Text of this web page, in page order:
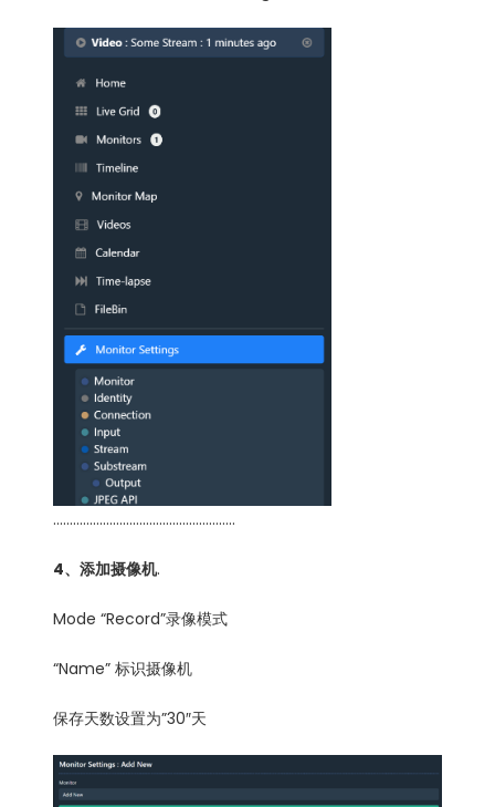
……………………………………………….
4、添加摄像机.
Mode “Record”录像模式
“Name” 标识摄像机
保存天数设置为”30″天